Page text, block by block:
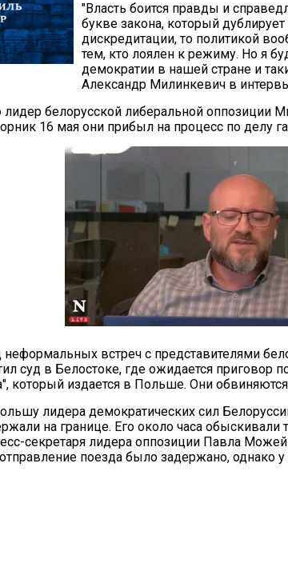
"Власть боится правды и
букве закона, который
дискредитации, то политикой
тем, кто лоялен к режиму. Но я
демократии в нашей стране и
Александр Милинкевич в
белорусской либеральной оппозиции
16 мая они прибыл на процесс по делу
неформальных встреч с представителями
суд в Белостоке, где ожидается приговор
который издается в Польше. Они
лидера демократических сил
на границе. Его около часа
секретаря лидера оппозиции Павла
поезда было задержано, однако